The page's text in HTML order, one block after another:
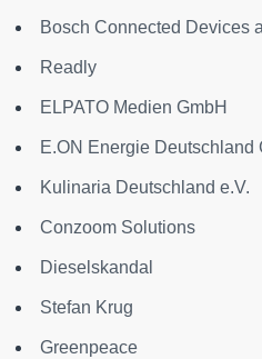
Bosch Connected Devices
Readly
ELPATO Medien GmbH
E.ON Energie Deutschland
Kulinaria Deutschland e.V.
Conzoom Solutions
Dieselskandal
Stefan Krug
Greenpeace